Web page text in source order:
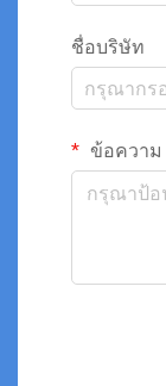
ชื่อบริษัท
ข้อความ